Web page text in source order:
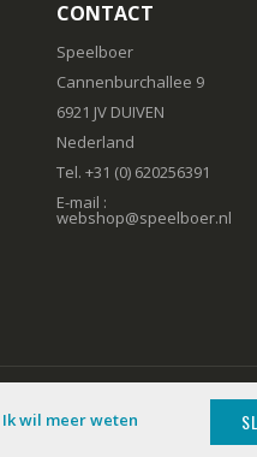
Ik wil meer weten
CONTACT
Speelboer
Cannenburchallee 9
6921 JV DUIVEN
Nederland
Tel. +31 (0) 620256391
E-mail :
webshop@speelboer.nl